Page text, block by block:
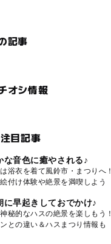
記事
オシ情報
目記事
な音色に癒やされる♪
浴衣を着て風鈴市・まつりへ！
付け体験や絶景を満喫しよう
に早起きしておでかけ♪
秘的なハスの絶景を楽しもう！
との違い＆ハスまつり情報も